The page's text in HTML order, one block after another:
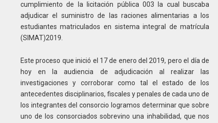
cumplimiento de la licitación pública 003 la cual buscaba
adjudicar el suministro de las raciones alimentarias a los
estudiantes matriculados en sistema integral de matrícula
(SIMAT)2019.
Este proceso que inició el 17 de enero del 2019, pero el día de
hoy en la audiencia de adjudicación al realizar las
investigaciones y corroborar como tal el estado de los
antecedentes disciplinarios, fiscales y penales de cada uno de
los integrantes del consorcio logramos determinar que sobre
uno de los consorciados sobrevino una inhabilidad, que nos